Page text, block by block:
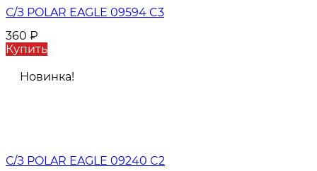
С/З POLAR EAGLE 09594 C3
360 ₽
Купить
Новинка!
С/З POLAR EAGLE 09240 C2